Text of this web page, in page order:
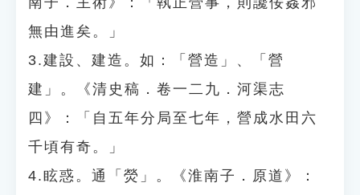
無由進矣。」
3.建設、建造。如：「營造」、「營
建」。《清史稿．卷一二九．河渠志
四》：「自五年分局至七年，營成水田六
千頃有奇。」
4.眩惑。通「熒」。《淮南子．原道》：